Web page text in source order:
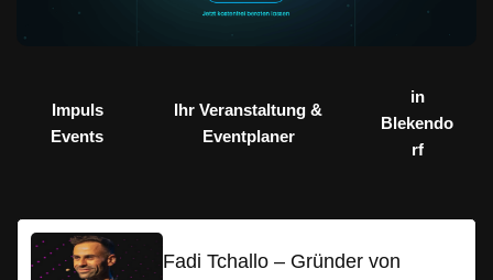
Impuls
Events
Ihr Veranstaltung &
Eventplaner
in
Blekendo
rf
Fadi Tchallo – Gründer von